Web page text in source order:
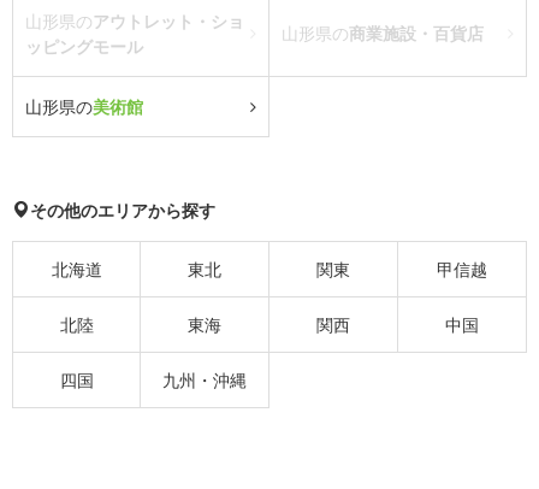
山形県のアウトレット・ショ
ッピングモール
山形県の商業施設・百貨店
山形県の美術館
その他のエリアから探す
北海道 東北 関東 甲信越
北陸 東海 関西 中国
四国 九州・沖縄